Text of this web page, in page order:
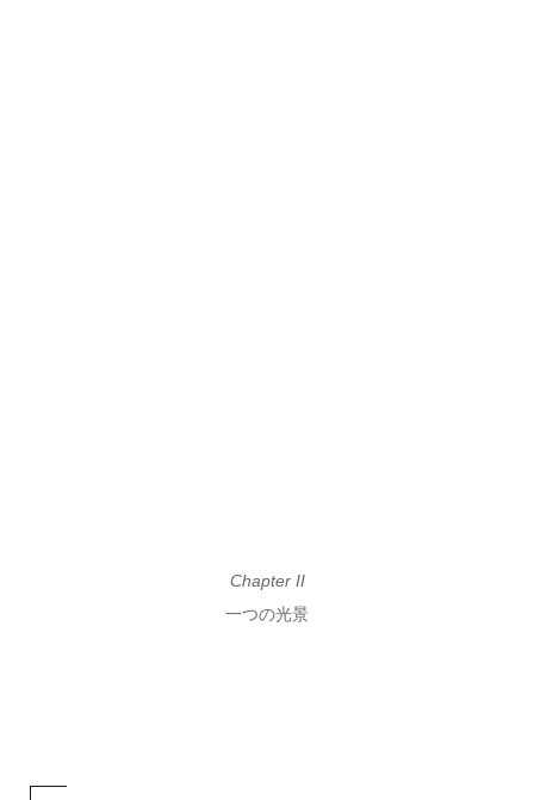
Chapter II
一つの光景